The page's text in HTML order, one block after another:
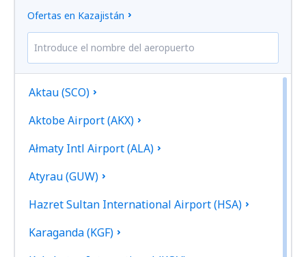
Ofertas en Kazajistán
Aktau (SCO)
Aktobe Airport (AKX)
Ałmaty Intl Airport (ALA)
Atyrau (GUW)
Hazret Sultan International Airport (HSA)
Karaganda (KGF)